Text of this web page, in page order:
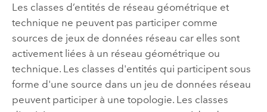
Les classes d’entités de réseau géométrique et
technique ne peuvent pas participer comme
sources de jeux de données réseau car elles sont
activement liées à un réseau géométrique ou
technique. Les classes d'entités qui participent sous
forme d'une source dans un jeu de données réseau
peuvent participer à une topologie. Les classes